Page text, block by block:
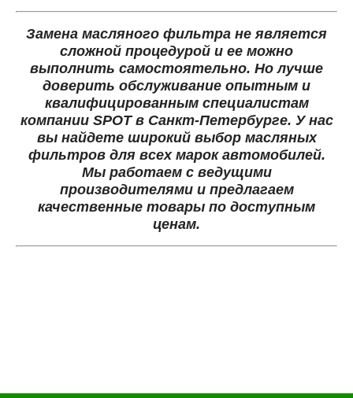
Замена масляного фильтра не является
сложной процедурой и ее можно
выполнить самостоятельно. Но лучше
доверить обслуживание опытным и
квалифицированным специалистам
компании SPOT в Санкт-Петербурге. У нас
вы найдете широкий выбор масляных
фильтров для всех марок автомобилей.
Мы работаем с ведущими
производителями и предлагаем
качественные товары по доступным
ценам.